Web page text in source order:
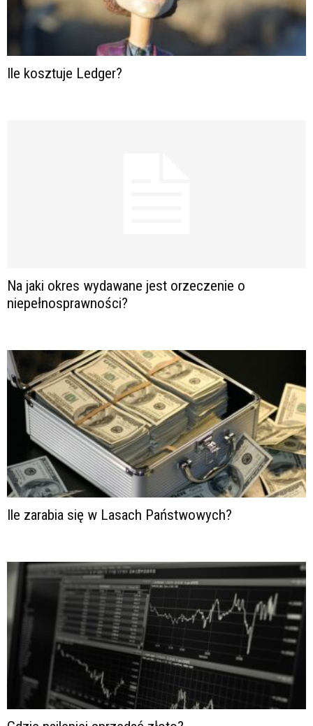
Ile kosztuje Ledger?
Na jaki okres wydawane jest orzeczenie o
niepełnosprawności?
Ile zarabia się w Lasach Państwowych?